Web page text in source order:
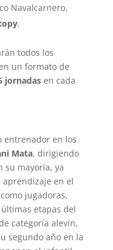
Navalcarnero,
.
todos los
un formato de
jornadasen cada
entrenador en los
Mata, dirigiendo
su mayoría, ya
en el
jugadoras,
etapas del
categoría alevín,
segundo año en la